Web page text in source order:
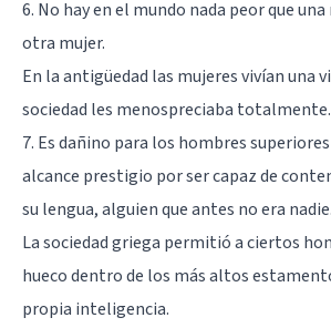
6. No hay en el mundo nada peor que
otra mujer.
En la antigüedad las mujeres vivían una
sociedad les menospreciaba totalmente.
7. Es dañino para los hombres
alcance prestigio por ser capaz de
su lengua, alguien que antes no era nadie.
La sociedad griega permitió a ciertos
hueco dentro de los más altos
propia inteligencia.